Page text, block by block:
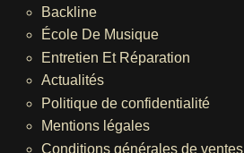
Backline
École De Musique
Entretien Et Réparation
Actualités
Politique de confidentialité
Mentions légales
Conditions générales de ventes